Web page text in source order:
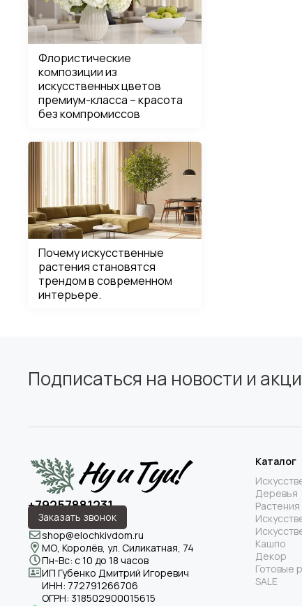
Флористические
композиции из
искусственных цветов
премиум-класса – красота
без компромиссов
Почему искусственные
растения становятся
трендом в современном
интерьере.
Подписаться на новости и
+79257881231
Заказать звонок
shop@elochkivdom.ru
МО, Королёв, ул. Силикатная, 74
Пн-Вс: с 10 до 18 часов
ИП Губенко Дмитрий Игоревич
ИНН: 772791266706
ОГРН: 318502900015615
Каталог
Деревья
Растения
Кашпо
Декор
Готовые
SALE